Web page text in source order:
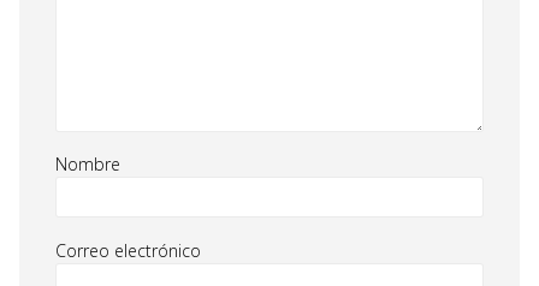
Nombre
Correo electrónico